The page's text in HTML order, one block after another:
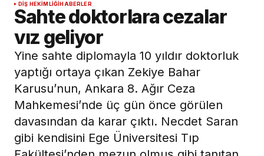
DIŞ HEKIMLIĞIHABERLER
Sahte doktorlara cezalar
vız geliyor
Yine sahte diplomayla 10 yıldır doktorluk
yaptığı ortaya çıkan Zekiye Bahar
Karusu’nun, Ankara 8. Ağır Ceza
Mahkemesi’nde üç gün önce görülen
davasından da karar çıktı. Necdet Saran
gibi kendisini Ege Üniversitesi Tıp